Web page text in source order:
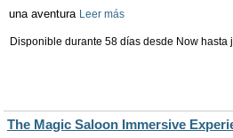
una aventura Leer más
Disponible durante 58 días desde Now hasta
The Magic Saloon Immersive